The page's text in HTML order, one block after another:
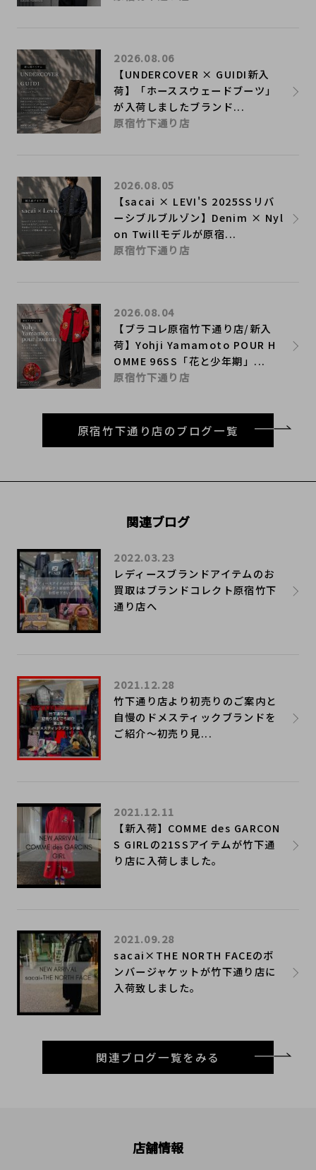
【UNDERCOVER × GUIDI新入
荷】「ホーススウェードブーツ」
が入荷しましたブランド...
2026.08.06
原宿竹下通り店
【sacai × LEVI'S 2025SSリバ
ーシブルブルゾン】Denim × Nyl
on Twillモデルが原宿...
2026.08.05
原宿竹下通り店
【ブラコレ原宿竹下通り店/新入
荷】Yohji Yamamoto POUR H
OMME 96SS「花と少年期」...
2026.08.04
原宿竹下通り店
原宿竹下通り店のブログ一覧
関連ブログ
レディースブランドアイテムのお
買取はブランドコレクト原宿竹下
通り店へ
2022.03.23
竹下通り店より初売りのご案内と
自慢のドメスティックブランドを
ご紹介～初売り見...
2021.12.28
【新入荷】COMME des GARCON
S GIRLの21SSアイテムが竹下通
り店に入荷しました。
2021.12.11
sacai×THE NORTH FACEのボ
ンバージャケットが竹下通り店に
入荷致しました。
2021.09.28
関連ブログ一覧をみる
店舗情報